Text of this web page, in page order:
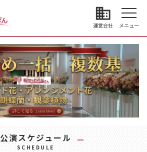
business
運営会社 メニュー
公演スケジュール
SCHEDULE